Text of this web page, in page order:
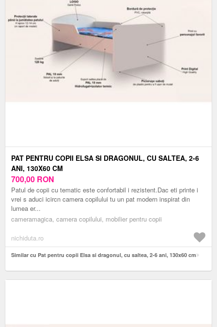
PAT PENTRU COPII ELSA SI DRAGONUL, CU SALTEA, 2-6
ANI, 130X60 CM
700,00 RON
Patul de copii cu tematic este confortabil i rezistent.Dac eti printe i
vrei s aduci icircn camera copilului tu un pat modern inspirat din
lumea er...
cameramagica, camera copilului, mobilier pentru copii
nichiduta.ro
Similar cu Pat pentru copii Elsa si dragonul, cu saltea, 2-6 ani, 130x60 cm